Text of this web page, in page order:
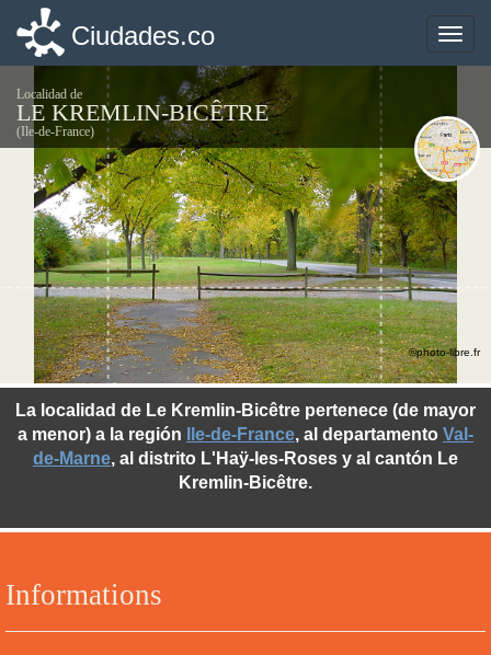
Toggle
Ciudades.co
Localidad de
LE KREMLIN-BICÊTRE
(Ile-de-France)
Informations
La localidad de Le Kremlin-Bicêtre pertenece (de mayor
a menor) a la región
Ile-de-France, al departamento Val-
de-Marne, al distrito L'Haÿ-les-Roses y al cantón Le
Kremlin-Bicêtre.
©photo-libre.fr
Toggle
Ciudades.co